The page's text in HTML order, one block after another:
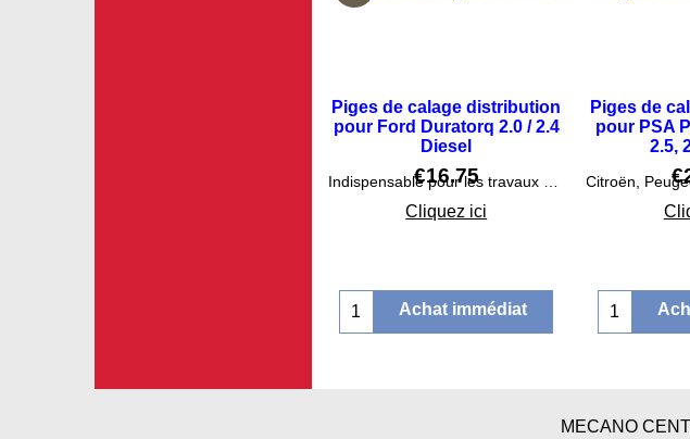
Piges de calage distribution
pour Ford Duratorq 2.0 / 2.4
Diesel
€16.75
Cliquez ici
Achat immédiat
Piges de
pour PSA
2.5,
€
MECANO